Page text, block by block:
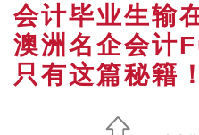
会计毕业生输
澳洲名企会
只有这篇秘籍！